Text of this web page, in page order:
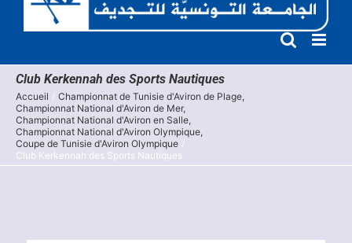
Club Kerkennah des Sports Nautiques
Accueil
Championnat de Tunisie d'Aviron de Plage
Championnat National d'Aviron de Mer
Championnat National d'Aviron en Salle
Championnat National d'Aviron Olympique
Coupe de Tunisie d'Aviron Olympique
Club Kerkennah des Sports Nautiques